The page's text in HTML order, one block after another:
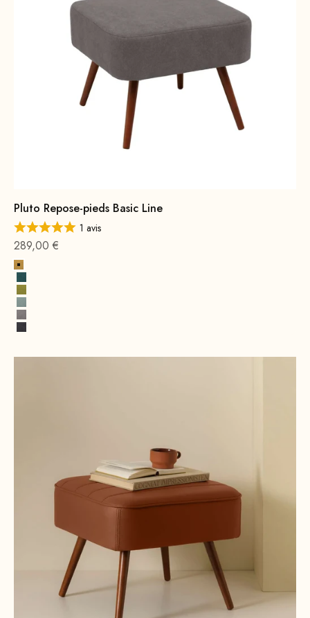
Pluto Repose-pieds Basic Line
1 avis
Offre à partir de
289,00 €
Jaune
Bleu Pétrole
Vert moutarde
Vert d'eau
Gris
Gris foncé